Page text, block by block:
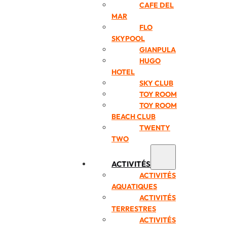
CAFE DEL
MAR
FLO
SKYPOOL
GIANPULA
HUGO
HOTEL
SKY CLUB
TOY ROOM
TOY ROOM
BEACH CLUB
TWENTY
TWO
ACTIVITÉS
ACTIVITÉS
AQUATIQUES
ACTIVITÉS
TERRESTRES
ACTIVITÉS